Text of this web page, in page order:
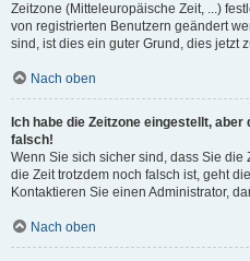
Zeitzone (Mitteleuropäische Zeit, ...)
von registrierten Benutzern geändert
sind, ist dies ein guter Grund, dies jetzt
Nach oben
Ich habe die Zeitzone eingestellt,
falsch!
Wenn Sie sich sicher sind, dass Sie
die Zeit trotzdem noch falsch ist, geht
Kontaktieren Sie einen Administrator,
Nach oben